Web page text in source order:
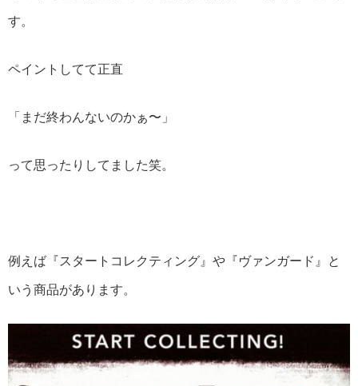
す。
ペイントしてて正直
「まだ終わんないのかぁ〜」
って思ったりしてました笑。
例えば『スタートコレクティング』や『ヴァンガード』と
いう商品があります。